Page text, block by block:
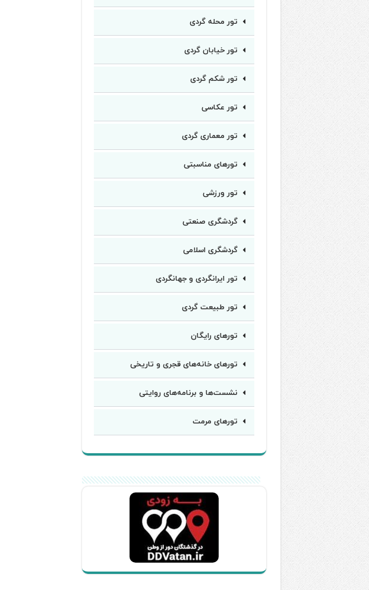
تور محله گردی
تور خیابان گردی
تور شکم گردی
تور عکاسی
تور معماری گردی
تورهای مناسبتی
تور ورزشی
گردشگری صنعتی
گردشگری اسلامی
تور ایرانگردی و جهانگردی
تور طبیعت گردی
تورهای رایگان
تورهای خانه‌های قجری و تاریخی
نشست‌ها و برنامه‌های روایتی
تورهای مرمت